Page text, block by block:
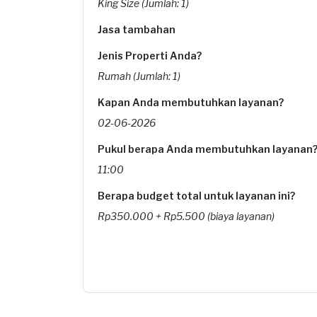
King Size (Jumlah: 1)
Jasa tambahan
Jenis Properti Anda?
Rumah (Jumlah: 1)
Kapan Anda membutuhkan layanan?
02-06-2026
Pukul berapa Anda membutuhkan layanan?
11:00
Berapa budget total untuk layanan ini?
Rp350.000 + Rp5.500 (biaya layanan)